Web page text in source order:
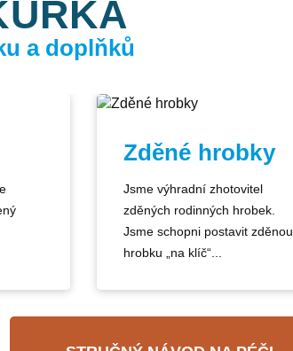
a doplňků
Zděné hrobky
Jsme výhradní zhotovitel
zděných rodinných hrobek.
Jsme schopni postavit zděnou
hrobku „na klíč“...